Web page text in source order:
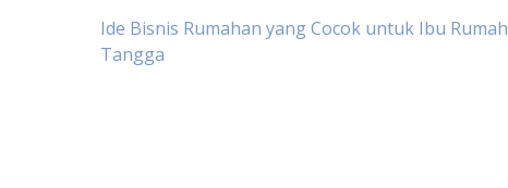
Post
Ide Bisnis Rumahan yang Cocok untuk Ibu Rumah
Tangga